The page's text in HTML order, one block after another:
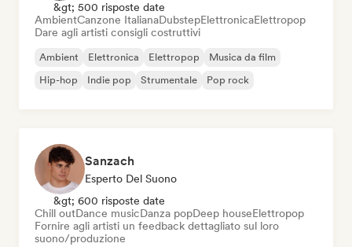
&gt; 500 risposte date
AmbientCanzone ItalianaDubstepElettronicaElettropop
Dare agli artisti consigli costruttivi
Ambient Elettronica Elettropop
Musica da film
Hip-hop
Indie pop Strumentale Pop rock
Sanzach
Esperto Del Suono
&gt; 600 risposte date
Chill outDance musicDanza popDeep houseElettropop
Fornire agli artisti un feedback dettagliato sul loro
suono/produzione